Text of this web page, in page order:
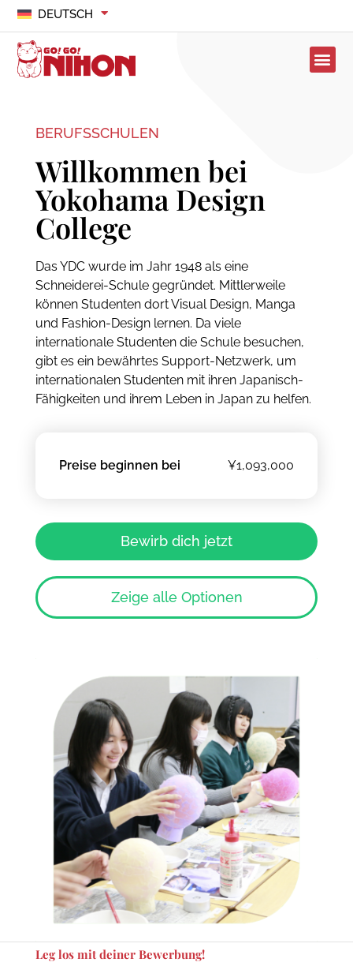
DEUTSCH
BERUFSSCHULEN
Willkommen bei
Yokohama Design
College
Das YDC wurde im Jahr 1948 als eine
Schneiderei-Schule gegründet. Mittlerweile
können Studenten dort Visual Design, Manga
und Fashion-Design lernen. Da viele
internationale Studenten die Schule besuchen,
gibt es ein bewährtes Support-Netzwerk, um
internationalen Studenten mit ihren Japanisch-
Fähigkeiten und ihrem Leben in Japan zu helfen.
Preise beginnen bei ¥1,093,000
Bewirb dich jetzt
Zeige alle Optionen
Leg los mit deiner Bewerbung!